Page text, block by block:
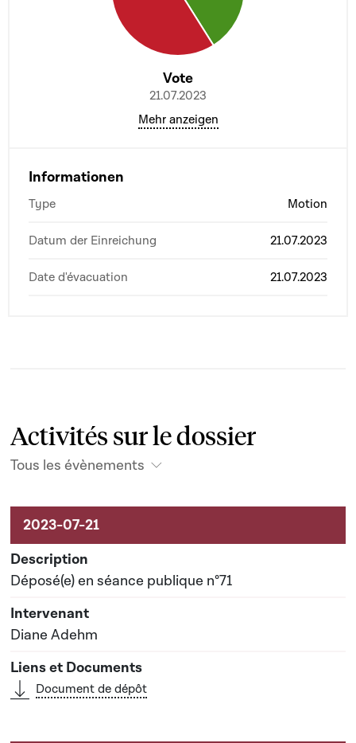
Vote
21.07.2023
Mehr anzeigen
Informationen
Type Motion
Datum der Einreichung 21.07.2023
Date d'évacuation 21.07.2023
Activités sur le dossier
Tous les évènements
Activités sur le dossier
Déposé(e) en séance publique n°71
Diane Adehm
Document de dépôt